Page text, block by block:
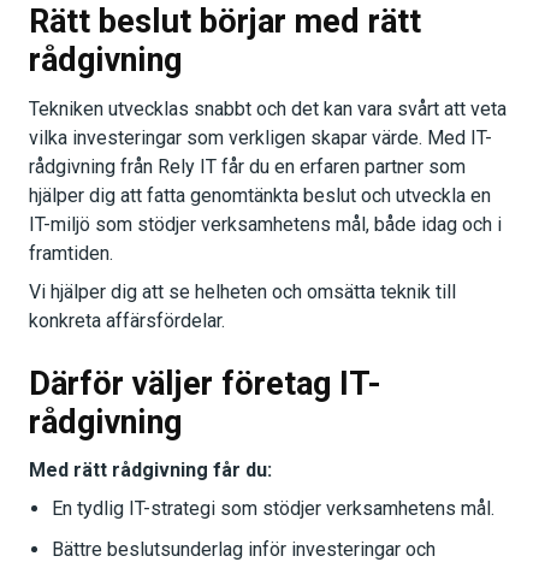
Rätt beslut börjar med rätt
rådgivning
Tekniken utvecklas snabbt och det kan vara svårt att veta
vilka investeringar som verkligen skapar värde. Med IT-
rådgivning från Rely IT får du en erfaren partner som
hjälper dig att fatta genomtänkta beslut och utveckla en
IT-miljö som stödjer verksamhetens mål, både idag och i
framtiden.
Vi hjälper dig att se helheten och omsätta teknik till
konkreta affärsfördelar.
Därför väljer företag IT-
rådgivning
Med rätt rådgivning får du:
En tydlig IT-strategi som stödjer verksamhetens mål.
Bättre beslutsunderlag inför investeringar och